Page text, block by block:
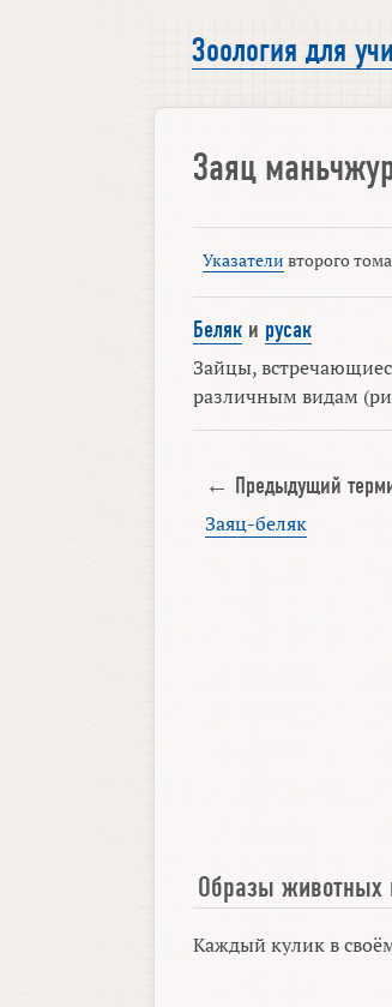
Зоология для
Заяц
Указатели второго тома
Беляк и русак
Зайцы,
различным видам
← Предыдущий
Заяц-беляк
Образы животных
Каждый кулик в